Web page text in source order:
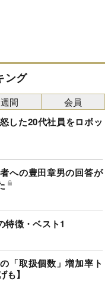
ング
した20代社員をロボッ
への豊田章男の回答が
特徴・ベスト1
「取扱個数」増加率ト
も】
週間 会員